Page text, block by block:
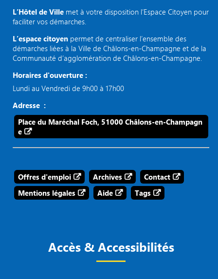
L’Hôtel de Ville met à votre disposition l’Espace Citoyen pour
faciliter vos démarches.
L’espace citoyen permet de centraliser l’ensemble des
démarches liées à la Ville de Châlons-en-Champagne et de la
Communauté d’agglomération de Châlons-en-Champagne.
Horaires d'ouverture :
Lundi au Vendredi de 9h00 à 17h00
Adresse :
Place du Maréchal Foch, 51000 Châlons-en-Champagn
e
Offres d'emploi Archives
Contact
Mentions légales
Aide Tags
Accès & Accessibilités